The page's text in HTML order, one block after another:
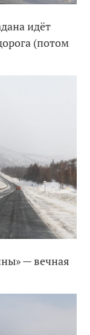
идёт
(потом
— вечная